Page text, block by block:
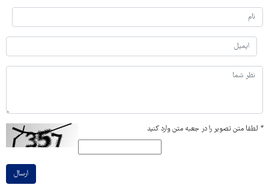
* لطفا متن تصویر را در جعبه متن وارد کنید
ارسال